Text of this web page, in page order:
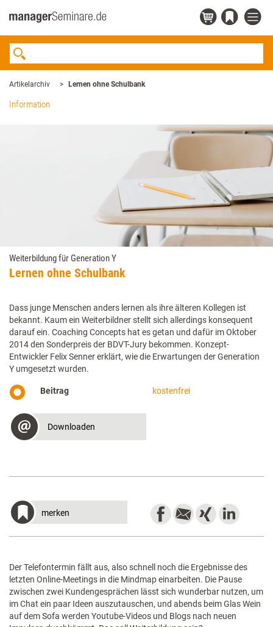
Artikelarchiv Lernen ohne Schulbank
Information
Weiterbildung für Generation Y
Lernen ohne Schulbank
Dass junge Menschen anders lernen als ihre älteren Kollegen ist
bekannt. Kaum ein Weiterbildner stellt sich allerdings konsequent
darauf ein. Coaching Concepts hat es getan und dafür im Oktober
2014 den Sonderpreis der BDVT-Jury bekommen. Konzept-
Entwickler Felix Senner erklärt, wie die Erwartungen der Generation
Y umgesetzt wurden.
Beitrag kostenfrei
Downloaden
merken
Der Telefontermin fällt aus, also schnell noch die Ergebnisse des
letzten Online-Meetings in die Mindmap einarbeiten. Die Pause
zwischen zwei Kundengesprächen lässt sich wunderbar nutzen, um
im Chat ein paar Ideen auszutauschen, und abends beim Glas Wein
auf dem Sofa werden Youtube-Videos und Blogs nach neuen